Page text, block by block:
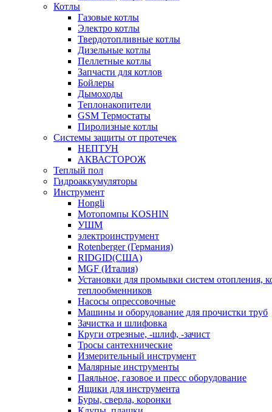
Котлы
Газовые котлы
Электро котлы
Твердотопливные котлы
Дизельные котлы
Пеллетные котлы
Запчасти для котлов
Бойлеры
Дымоходы
Теплонакопители
GSM Термостаты
Пиролизные котлы
Системы защиты от протечек
НЕПТУН
АКВАСТОРОЖ
Теплый пол
Гидроаккумуляторы
Инструмент
Hongli
Мотопомпы KOSHIN
УШМ
электроинструмент
Rotenberger (Германия)
RIDGID(США)
MGF (Италия)
Установки для промывки систем отопления,
теплообменников
Насосы опрессовочные
Машины и оборудование для прочистки труб
Зачистка и шлифовка
Круги отрезные, -шлиф, -зачист
Тросы сантехнические
Измерительный инструмент
Малярные инструменты
Паяльное, газовое и пресс оборудование
Ящики для инструмента
Буры, сверла, коронки